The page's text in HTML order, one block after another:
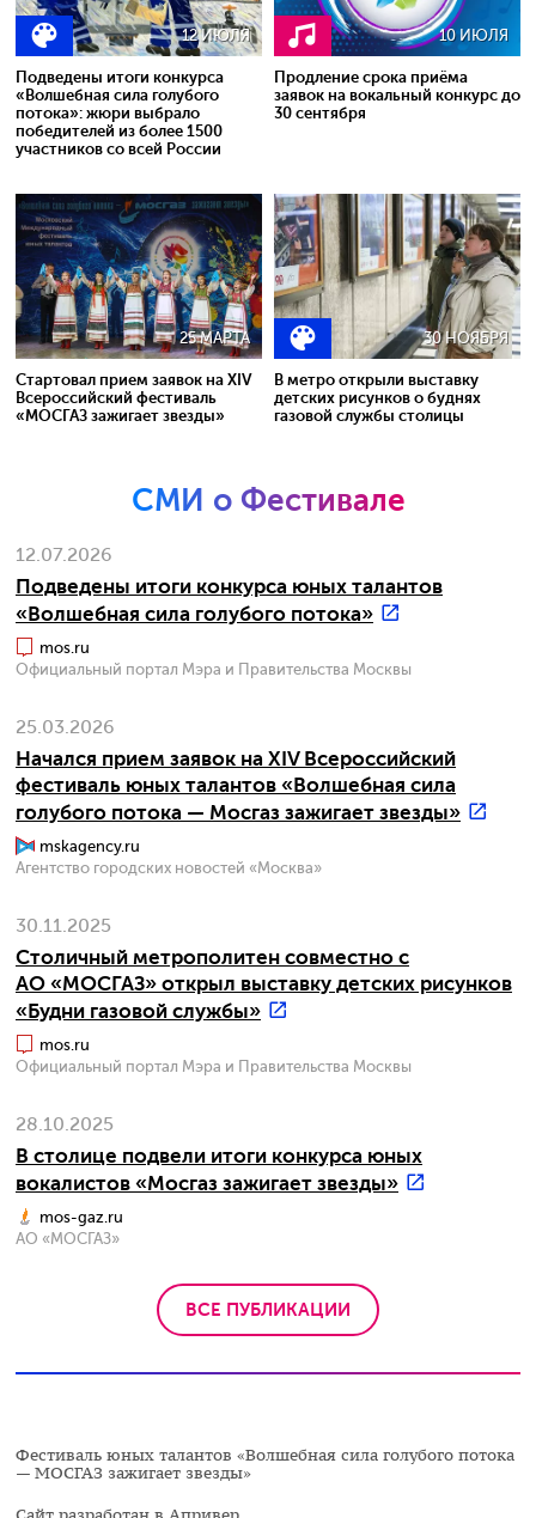
12 ИЮЛЯ
Подведены итоги конкурса
«Волшебная сила голубого
потока»: жюри выбрало
победителей из более 1500
участников со всей России
10 ИЮЛЯ
Продление срока приёма
заявок на вокальный конкурс до
30 сентября
25 МАРТА
Стартовал прием заявок на XIV
Всероссийский фестиваль
«МОСГАЗ зажигает звезды»
30 НОЯБРЯ
В метро открыли выставку
детских рисунков о буднях
газовой службы столицы
СМИ о Фестивале
12.07.2026
Подведены итоги конкурса юных талантов
«Волшебная сила голубого потока»
mos.ru
Официальный портал Мэра и Правительства Москвы
25.03.2026
Начался прием заявок на XIV Всероссийский
фестиваль юных талантов «Волшебная сила
голубого потока — Мосгаз зажигает звезды»
mskagency.ru
Агентство городских новостей «Москва»
30.11.2025
Столичный метрополитен совместно с
АО «МОСГАЗ» открыл выставку детских рисунков
«Будни газовой службы»
mos.ru
Официальный портал Мэра и Правительства Москвы
28.10.2025
В столице подвели итоги конкурса юных
вокалистов «Мосгаз зажигает звезды»
mos-gaz.ru
АО «МОСГАЗ»
ВСЕ ПУБЛИКАЦИИ
Фестиваль юных талантов «Волшебная сила голубого потока
— МОСГАЗ зажигает звезды»